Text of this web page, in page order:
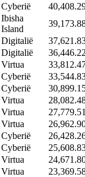
Cyberië
Ibisha
Island
Digitalië
Digitalië
Virtua
Cyberië
Cyberië
Virtua
Virtua
Virtua
Cyberië
Cyberië
Virtua
Virtua